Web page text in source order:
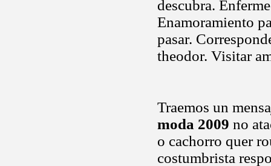
descubra.
Enamoramiento
pasar.
theodor. Visitar
Traemos un
moda 2009 no
o cachorro quer
costumbrista